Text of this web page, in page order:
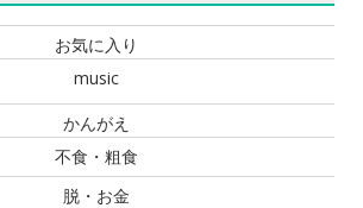
お気に入り
music
かんがえ
不食・粗食
脱・お金